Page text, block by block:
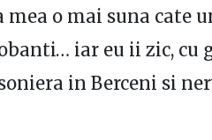
o mai suna cate
iar eu ii zic, cu
in Berceni si